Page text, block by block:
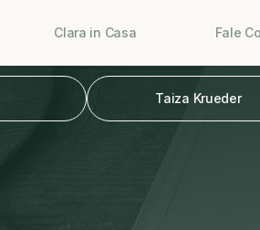
Clara in Casa Fale
Taiza Krueder